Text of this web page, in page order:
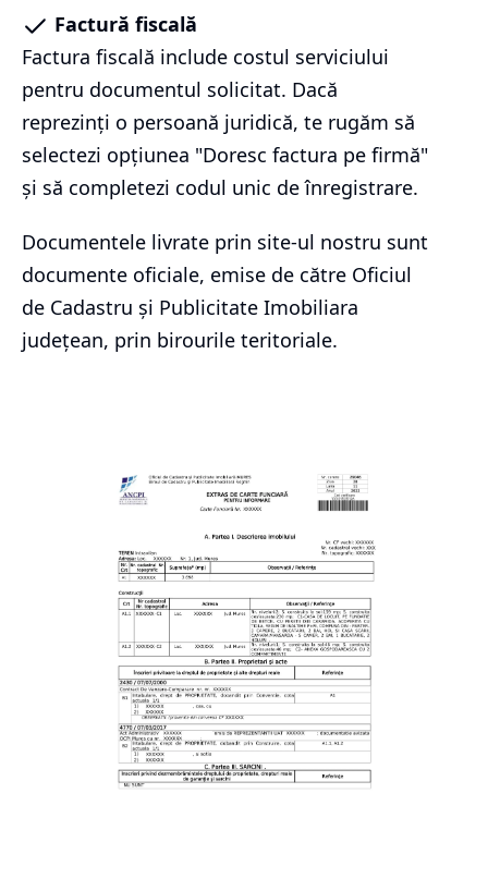
Factură fiscală
Factura fiscală include costul serviciului
pentru documentul solicitat. Dacă
reprezinți o persoană juridică, te rugăm să
selectezi opțiunea "Doresc factura pe firmă"
și să completezi codul unic de înregistrare.
Documentele livrate prin site-ul nostru sunt
documente oficiale, emise de către Oficiul
de Cadastru și Publicitate Imobiliara
județean, prin birourile teritoriale.